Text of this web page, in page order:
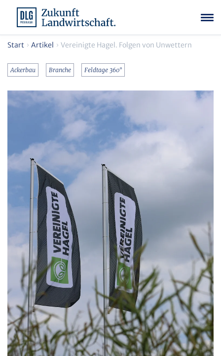
Start Artikel Vereinigte Hagel. Folgen von Unwettern
Ackerbau Branche Feldtage 360°